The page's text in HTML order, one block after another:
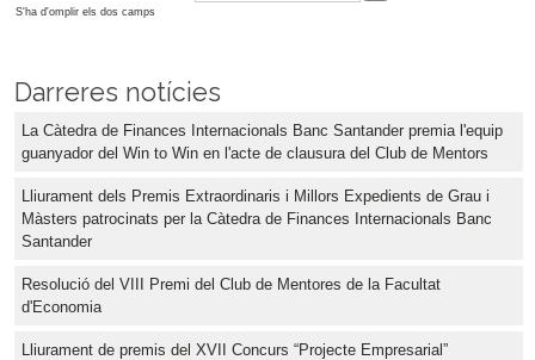
S'ha d'omplir els dos camps
Darreres notícies
La Càtedra de Finances Internacionals Banc Santander premia l'equip
guanyador del Win to Win en l'acte de clausura del Club de Mentors
Lliurament dels Premis Extraordinaris i Millors Expedients de Grau i
Màsters patrocinats per la Càtedra de Finances Internacionals Banc
Santander
Resolució del VIII Premi del Club de Mentores de la Facultat
d'Economia
Lliurament de premis del XVII Concurs “Projecte Empresarial”